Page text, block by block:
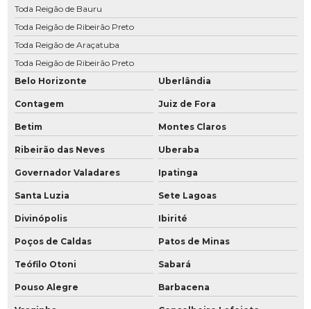
Manutenção de compressor Metalplam
Manutenção compressor Metalplan
Manutenção compressor parafuso
Manutenção de compressor em Ribeirão Preto
Manutenção de compressor em Rio Preto
Manutenção de compressor Schulz
Manutenção de compressor Sullair
Manutenção de compressores
Manutenção compressores de ar comprimido
Manutenção de compressores de ar Schulz
Manutenção de compressores em Araraquara
Toda Reigão de Bauru
Toda Reigão de Ribeirão Preto
Toda Reigão de Araçatuba
Toda Reigão de Ribeirão Preto
Belo Horizonte
Uberlândia
Contagem Juiz de Fora
Betim Montes Claros
Ribeirão das Neves Uberaba
Governador Valadares Ipatinga
Santa Luzia Sete Lagoas
Divinópolis Ibirité
Poços de Caldas Patos de Minas
Teófilo Otoni Sabará
Pouso Alegre Barbacena